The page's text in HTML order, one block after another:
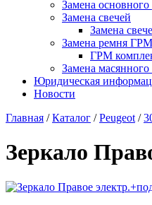
Замена
Замена свечей
Замена
Замена ремня ГРМ
ГРМ
Замена
Юридическая
Новости
Главная / Каталог / Peugeot /
Зеркало